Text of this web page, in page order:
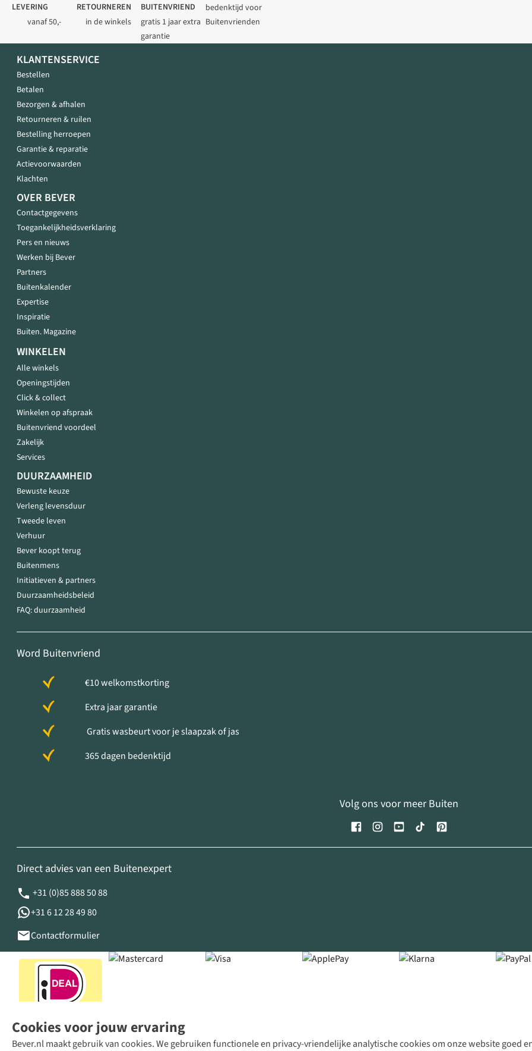
Cookies voor jouw ervaring
Bever.nl maakt gebruik van cookies. We gebruiken functionele en privacy-vriendelijke analytische cookies om onze website goed
LEVERING
vanaf 50,-
RETOURNEREN
in de winkels
BUITENVRIEND
gratis 1 jaar extra
garantie
bedenktijd voor
Buitenvrienden
KLANTENSERVICE
Bestellen
Betalen
Bezorgen & afhalen
Retourneren & ruilen
Bestelling herroepen
Garantie & reparatie
Actievoorwaarden
Klachten
OVER BEVER
Contactgegevens
Toegankelijkheidsverklaring
Pers en nieuws
Werken bij Bever
Partners
Buitenkalender
Expertise
Inspiratie
Buiten. Magazine
WINKELEN
Alle winkels
Openingstijden
Click & collect
Winkelen op afspraak
Buitenvriend voordeel
Zakelijk
Services
DUURZAAMHEID
Bewuste keuze
Verleng levensduur
Tweede leven
Verhuur
Bever koopt terug
Buitenmens
Initiatieven & partners
Duurzaamheidsbeleid
FAQ: duurzaamheid
Word Buitenvriend
€10 welkomstkorting
Extra jaar garantie
Gratis wasbeurt voor je slaapzak of jas
365 dagen bedenktijd
Volg ons voor meer Buiten
Direct advies van een Buitenexpert
+31 (0)85 888 50 88
+31 6 12 28 49 80
Contactformulier